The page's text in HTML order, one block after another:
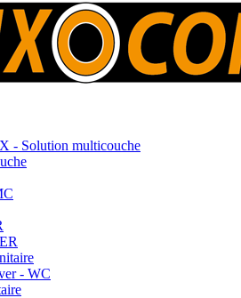
- Solution multicouche
- WC